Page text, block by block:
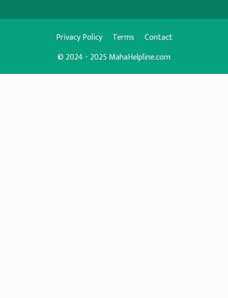
Privacy Policy Terms
Contact
© 2024 - 2025 MahaHelpline.com